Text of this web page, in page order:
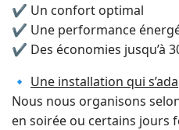
✔ Un confort optimal
✔ Une performance
✔ Des économies jusqu’à
🔹 Une installation qui
Nous nous organisons
en soirée ou certains jours